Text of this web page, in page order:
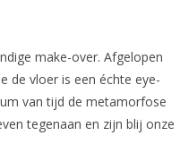
make-over. Afgelopen
de vloer is een échte eye-
van tijd de metamorfose
tegenaan en zijn blij onze